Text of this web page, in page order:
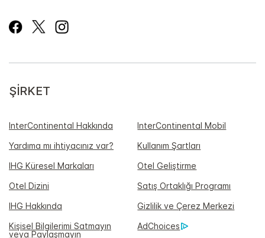
ŞIRKET
InterContinental Hakkında
InterContinental Mobil
Yardıma mı ihtiyacınız var?
Kullanım Şartları
IHG Küresel Markaları
Otel Geliştirme
Otel Dizini
Satış Ortaklığı Programı
IHG Hakkında
Gizlilik ve Çerez Merkezi
Kişisel Bilgilerimi Satmayın
veya Paylaşmayın
AdChoices